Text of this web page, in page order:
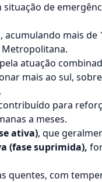
de
acumulando mais
Metropolitana.
atuação
mais ao sul,
para
a meses.
ativa), que
(fase suprimida),
quentes, com